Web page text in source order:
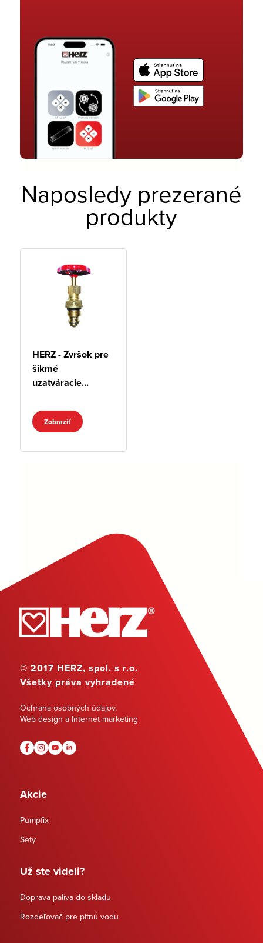
Naposledy prezerané
produkty
HERZ - Zvršok pre
šikmé
uzatváracie
Zobraziť
© 2017 HERZ, spol. s r.o.
Všetky práva vyhradené
Ochrana osobných údajov,
Web design a Internet marketing
Akcie
Pumpfix
Sety
Už ste videli?
Doprava paliva do skladu
Rozdeľovač pre pitnú vodu